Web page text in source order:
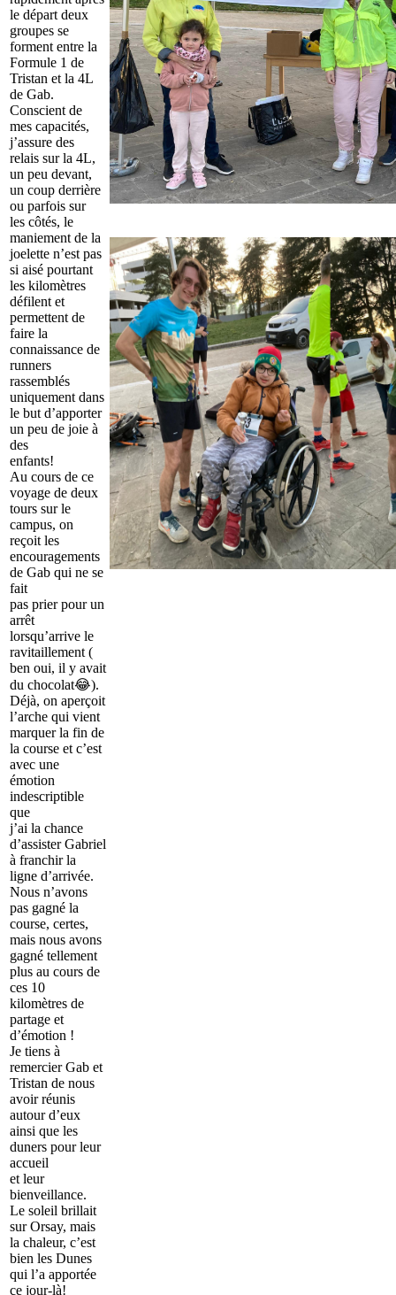
le départ deux
groupes se
forment entre la
Formule 1 de
Tristan et la 4L
de Gab.
Conscient de
mes capacités,
j’assure des
relais sur la 4L,
un peu devant,
un coup derrière
ou parfois sur
les côtés, le
maniement de la
joelette n’est pas
si aisé pourtant
les kilomètres
défilent et
permettent de
faire la
connaissance de
runners
rassemblés
uniquement dans
le but d’apporter
un peu de joie à
des
enfants!
Au cours de ce
voyage de deux
tours sur le
campus, on
reçoit les
encouragements
de Gab qui ne se
fait
pas prier pour un
arrêt
lorsqu’arrive le
ravitaillement (
ben oui, il y avait
du chocolat😂).
Déjà, on aperçoit
l’arche qui vient
marquer la fin de
la course et c’est
avec une
émotion
indescriptible
que
j’ai la chance
d’assister Gabriel
à franchir la
ligne d’arrivée.
Nous n’avons
pas gagné la
course, certes,
mais nous avons
gagné tellement
plus au cours de
ces 10
kilomètres de
partage et
d’émotion !
Je tiens à
remercier Gab et
Tristan de nous
avoir réunis
autour d’eux
ainsi que les
duners pour leur
accueil
et leur
bienveillance.
Le soleil brillait
sur Orsay, mais
la chaleur, c’est
bien les Dunes
qui l’a apportée
ce jour-là!